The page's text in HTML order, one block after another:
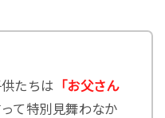
たちは 「お父さん
て特別見舞わなか